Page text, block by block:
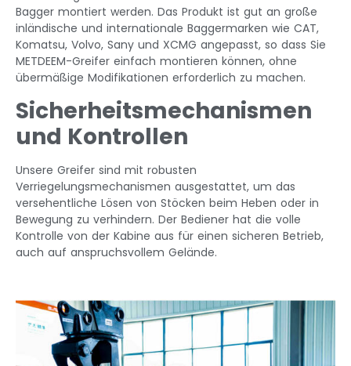
Bagger montiert werden. Das Produkt ist gut an große
inländische und internationale Baggermarken wie CAT,
Komatsu, Volvo, Sany und XCMG angepasst, so dass Sie
METDEEM-Greifer einfach montieren können, ohne
übermäßige Modifikationen erforderlich zu machen.
Sicherheitsmechanismen
und Kontrollen
Unsere Greifer sind mit robusten
Verriegelungsmechanismen ausgestattet, um das
versehentliche Lösen von Stöcken beim Heben oder in
Bewegung zu verhindern. Der Bediener hat die volle
Kontrolle von der Kabine aus für einen sicheren Betrieb,
auch auf anspruchsvollem Gelände.